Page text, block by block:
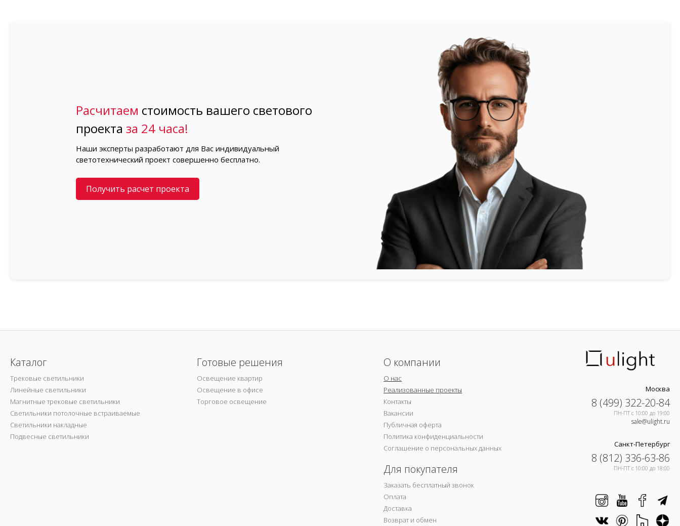
Расчитаем стоимость вашего светового
проектаза 24 часа!
Наши эксперты разработают для Вас индивидуальный
светотехнический проект совершенно бесплатно.
Получить расчет проекта
Каталог
Трековые светильники
Линейные светильники
Магнитные трековые светильники
Светильники потолочные встраиваемые
Светильники накладные
Подвесные светильники
Готовые решения
Освещение квартир
Освещение в офисе
Торговое освещение
О компании
О нас
Реализованные проекты
Контакты
Вакансии
Публичная оферта
Политика конфиденциальности
Соглашение о персональных данных
Для покупателя
Заказать бесплатный звонок
Оплата
Доставка
Возврат и обмен
Москва
8 (499) 322-20-84
ПН-ПТ c 10:00 до 19:00
sale@ulight.ru
Санкт-Петербург
8 (812) 336-63-86
ПН-ПТ c 10:00 до 18:00